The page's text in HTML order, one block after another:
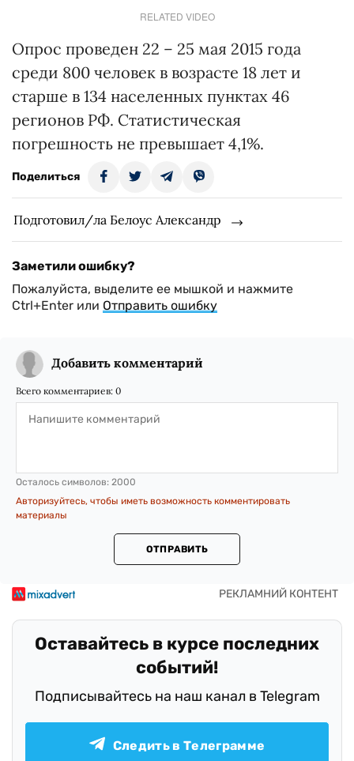
RELATED VIDEO
Опрос проведен 22 – 25 мая 2015 года
среди 800 человек в возрасте 18 лет и
старше в 134 населенных пунктах 46
регионов РФ. Статистическая
погрешность не превышает 4,1%.
Поделиться
Подготовил/ла Белоус Александр
Заметили ошибку?
Пожалуйста, выделите ее мышкой и нажмите
Ctrl+Enter или Отправить ошибку
Добавить комментарий
Всего комментариев: 0
Осталось символов: 2000
Авторизуйтесь, чтобы иметь возможность комментировать
материалы
ОТПРАВИТЬ
Оставайтесь в курсе последних
событий!
Подписывайтесь на наш канал в Telegram
Следить в Телеграмме